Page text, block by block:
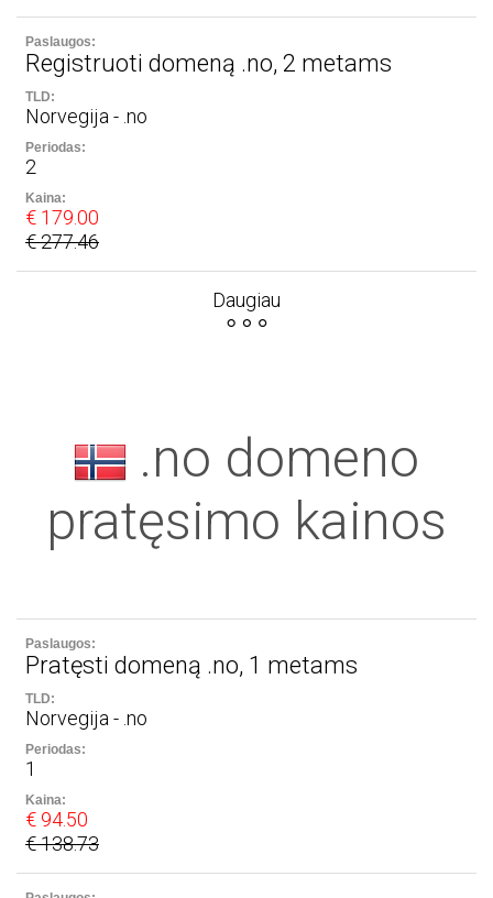
Registruoti domeną .no, 2 metams
Norvegija - .no
2
€ 179.00
€ 277.46
Daugiau
.no domeno
pratęsimo kainos
Pratęsti domeną .no, 1 metams
Norvegija - .no
1
€ 94.50
€ 138.73